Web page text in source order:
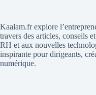
Kaalam.fr explore
travers des articles, conseils
RH et aux nouvelles
inspirante pour dirigeants,
numérique.